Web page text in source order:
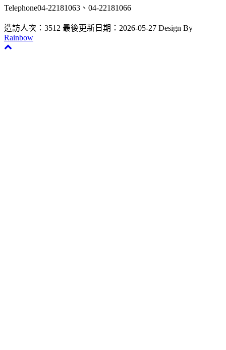
Telephone04-22181063、04-22181066
造訪人次：3512 最後更新日期：2026-05-27 Design By
Rainbow